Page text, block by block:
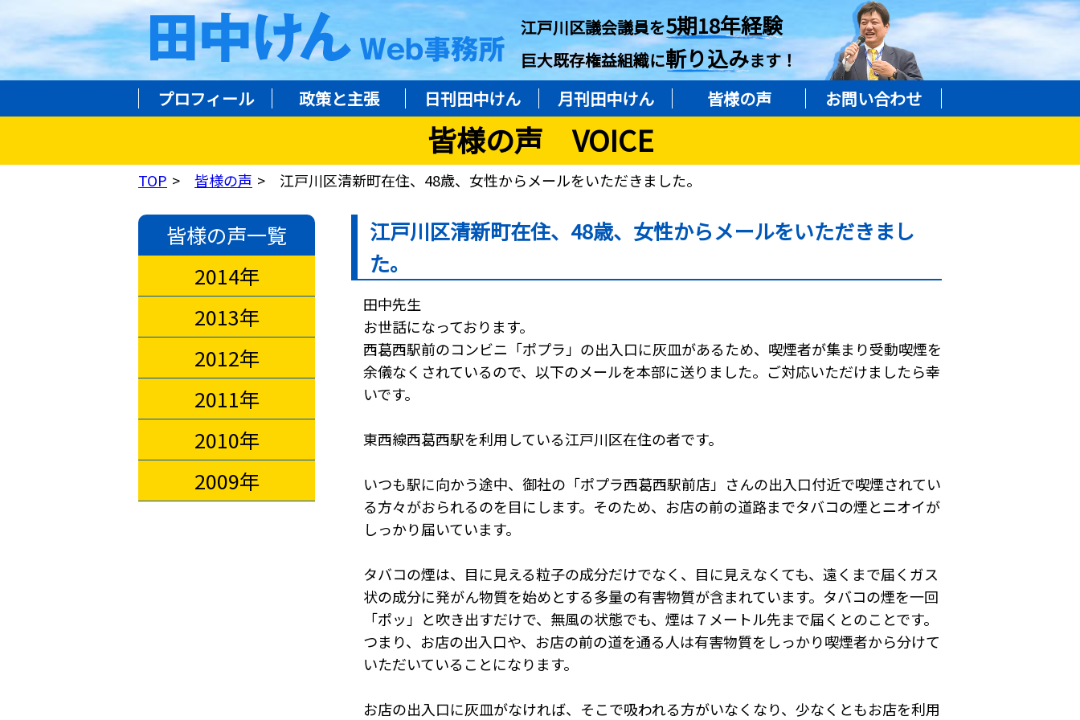
江戸川区議会議員を5期18年経験
巨大既存権益組織に斬り込みます！
プロフィール
政策と主張 日刊田中けん 月刊田中けん 皆様の声 お問い合わせ
皆様の声 VOICE
TOP 皆様の声 江戸川区清新町在住、48歳、女性からメールをいただきました。
江戸川区清新町在住、48歳、女性からメールをいただきまし
た。
田中先生
お世話になっております。
西葛西駅前のコンビニ「ポプラ」の出入口に灰皿があるため、喫煙者が集まり受動喫煙を
余儀なくされているので、以下のメールを本部に送りました。ご対応いただけましたら幸
いです。
東西線西葛西駅を利用している江戸川区在住の者です。
いつも駅に向かう途中、御社の「ポプラ西葛西駅前店」さんの出入口付近で喫煙されてい
る方々がおられるのを目にします。そのため、お店の前の道路までタバコの煙とニオイが
しっかり届いています。
タバコの煙は、目に見える粒子の成分だけでなく、目に見えなくても、遠くまで届くガス
状の成分に発がん物質を始めとする多量の有害物質が含まれています。タバコの煙を一回
「ポッ」と吹き出すだけで、無風の状態でも、煙は７メートル先まで届くとのことです。
つまり、お店の出入口や、お店の前の道を通る人は有害物質をしっかり喫煙者から分けて
いただいていることになります。
お店の出入口に灰皿がなければ、そこで吸われる方がいなくなり、少なくともお店を利用
皆様の声一覧
2014年
2013年
2012年
2011年
2010年
2009年